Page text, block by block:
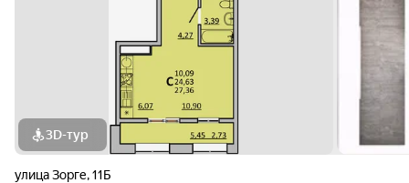
3D-тур
улица Зорге,11Б